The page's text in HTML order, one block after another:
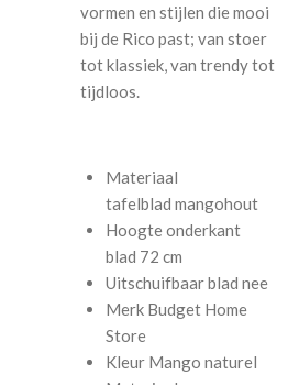
vormen en stijlen die mooi
bij de Rico past; van stoer
tot klassiek, van trendy tot
tijdloos.
Materiaal
tafelblad mangohout
Hoogte onderkant
blad 72 cm
Uitschuifbaar blad nee
Merk Budget Home
Store
Kleur Mango naturel